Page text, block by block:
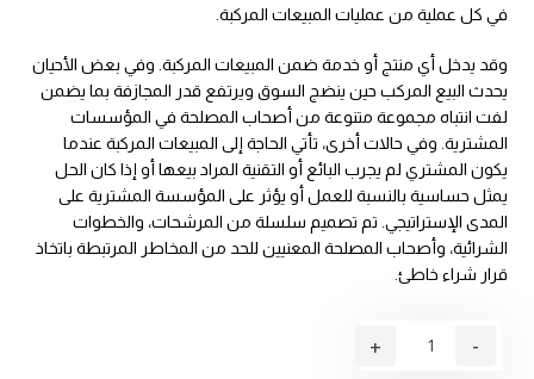
في كل عملية من عمليات المبيعات المركبة.
وقد يدخل أي منتج أو خدمة ضمن المبيعات المركبة. وفي بعض الأحيان
يحدث البيع المركب حين ينضج السوق ويرتفع قدر المجازفة بما يضمن
لفت انتباه مجموعة متنوعة من أصحاب المصلحة في المؤسسات
المشترية. وفي حالات أخرى، تأتي الحاجة إلى المبيعات المركبة عندما
يكون المشتري لم يجرب البائع أو التقنية المراد بيعها أو إذا كان الحل
يمثل حساسية بالنسبة للعمل أو يؤثر على المؤسسة المشترية على
المدى الإستراتيجي. تم تصميم سلسلة من المرشحات، والخطوات
الشرائية، وأصحاب المصلحة المعنيين للحد من المخاطر المرتبطة باتخاذ
قرار شراء خاطئ.
-
+